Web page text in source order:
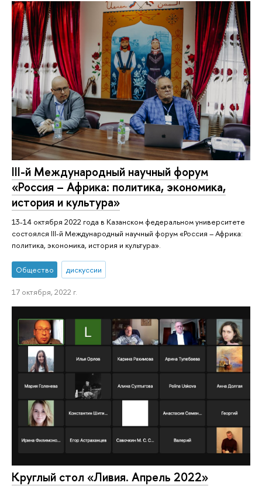
III-й Международный научный форум
«Россия – Африка: политика, экономика,
история и культура»
13-14 октября 2022 года в Казанском федеральном университете
состоялся III-й Международный научный форум «Россия – Африка:
политика, экономика, история и культура».
Общество дискуссии
17 октября, 2022 г.
Круглый стол «Ливия. Апрель 2022»